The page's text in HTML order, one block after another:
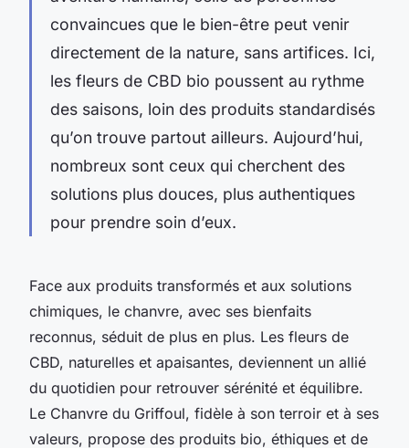
convaincues que le bien-être peut venir
directement de la nature, sans artifices. Ici,
les fleurs de CBD bio poussent au rythme
des saisons, loin des produits standardisés
qu’on trouve partout ailleurs. Aujourd’hui,
nombreux sont ceux qui cherchent des
solutions plus douces, plus authentiques
pour prendre soin d’eux.
Face aux produits transformés et aux solutions
chimiques, le chanvre, avec ses bienfaits
reconnus, séduit de plus en plus. Les fleurs de
CBD, naturelles et apaisantes, deviennent un allié
du quotidien pour retrouver sérénité et équilibre.
Le Chanvre du Griffoul, fidèle à son terroir et à ses
valeurs, propose des produits bio, éthiques et de